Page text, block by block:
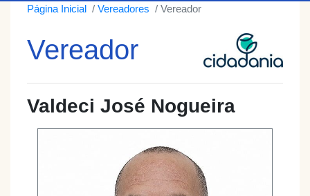
Página Inicial Vereadores Vereador
Vereador
Valdeci José Nogueira